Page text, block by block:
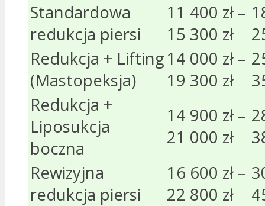
Standardowa
redukcja piersi
11 400 zł –
15 300 zł
Redukcja + Lifting
(Mastopeksja)
14 000 zł –
19 300 zł
Redukcja +
Liposukcja
boczna
14 900 zł –
21 000 zł
Rewizyjna
redukcja piersi
16 600 zł –
22 800 zł